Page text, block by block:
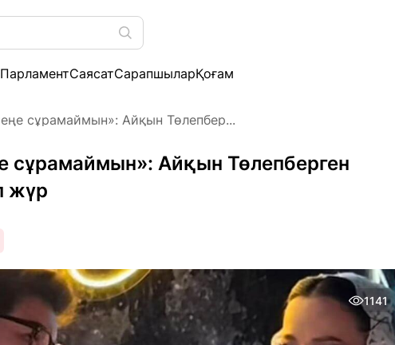
ПарламентСаясатСарапшыларҚоғам
сұрамаймын»: Айқын Төлепбер...
сұрамаймын»: Айқын Төлепберген
жүр
1141